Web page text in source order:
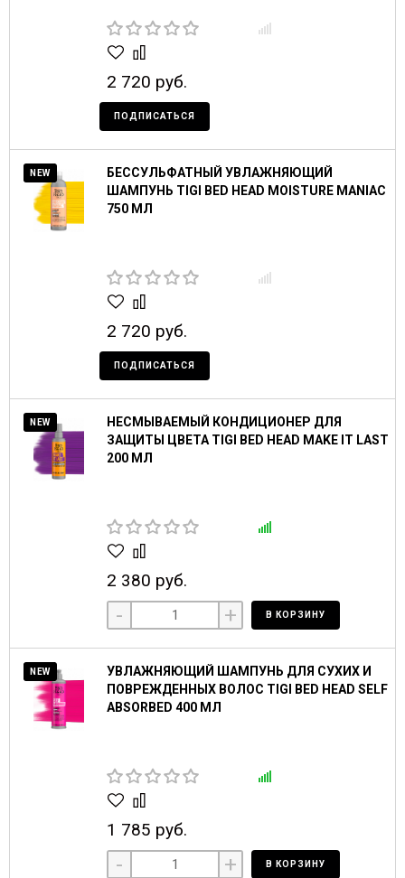
2 720 руб.
ПОДПИСАТЬСЯ
NEW
БЕССУЛЬФАТНЫЙ УВЛАЖНЯЮЩИЙ
ШАМПУНЬ TIGI BED HEAD MOISTURE MANIAC
750 МЛ
2 720 руб.
ПОДПИСАТЬСЯ
NEW
НЕСМЫВАЕМЫЙ КОНДИЦИОНЕР ДЛЯ
ЗАЩИТЫ ЦВЕТА TIGI BED HEAD MAKE IT LAST
200 МЛ
2 380 руб.
- + В КОРЗИНУ
NEW
УВЛАЖНЯЮЩИЙ ШАМПУНЬ ДЛЯ СУХИХ И
ПОВРЕЖДЕННЫХ ВОЛОС TIGI BED HEAD SELF
ABSORBED 400 МЛ
1 785 руб.
- + В КОРЗИНУ